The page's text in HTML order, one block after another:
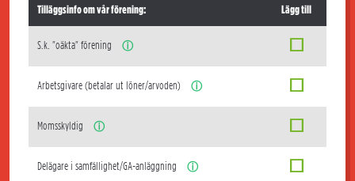
Tilläggsinfo om vår förening: Lägg till
S.k. "oäkta" förening ⓘ
Arbetsgivare (betalar ut löner/arvoden) ⓘ
Momsskyldig ⓘ
Delägare i samfällighet/GA-anläggning ⓘ